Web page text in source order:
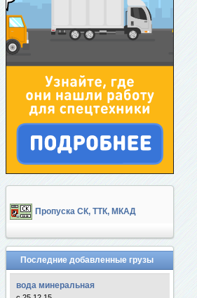
Пропуска СК, ТТК, МКАД
Последние добавленные грузы
вода минеральная